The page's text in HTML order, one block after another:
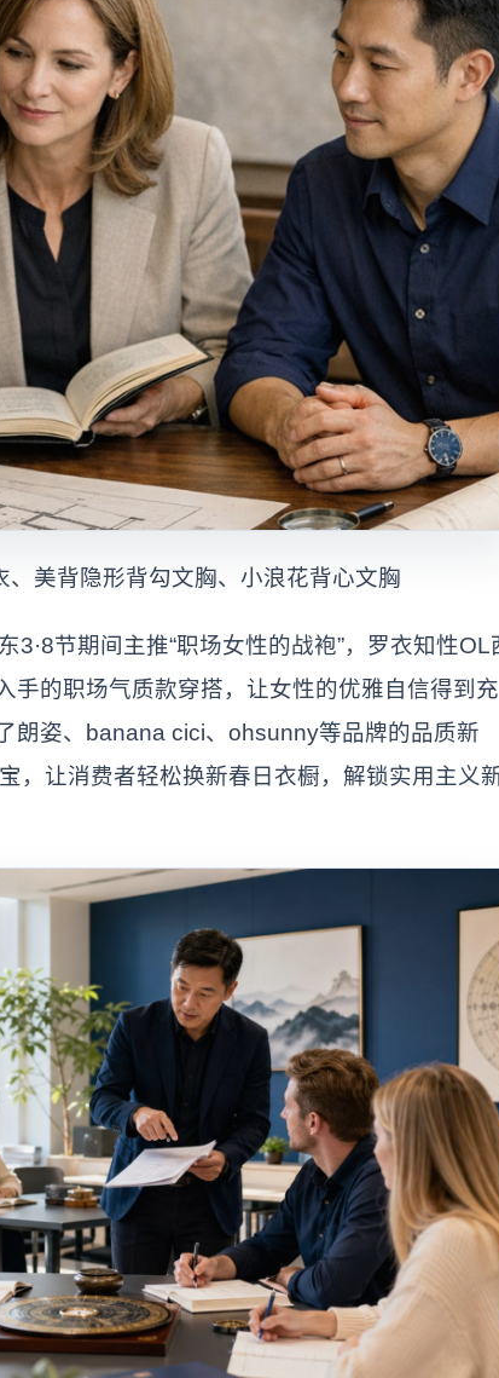
、美背隐形背勾文胸、小浪花背心文胸
3·8节期间主推“职场女性的战袍”，罗衣知性OL
手的职场气质款穿搭，让女性的优雅自信得到充
朗姿、banana cici、ohsunny等品牌的品质新
，让消费者轻松换新春日衣橱，解锁实用主义